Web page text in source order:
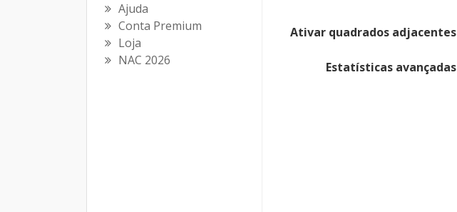
Ajuda
Conta Premium
Loja
NAC 2026
Ativar quadrados adjacentes
Estatísticas avançadas